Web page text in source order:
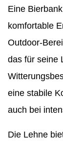
Eine
komfortable
Outdoor-
das für seine
eine stabile
auch bei
Die Lehne